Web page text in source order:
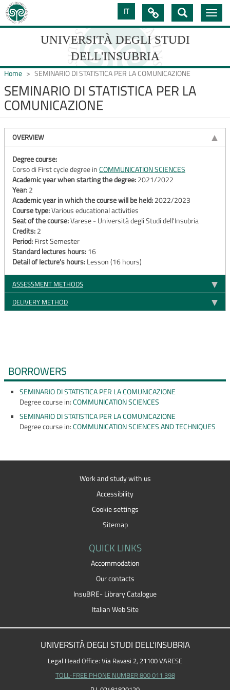
Skip
to
main
IT
UNIVERSITÀ DEGLI STUDI
DELL'INSUBRIA
UNIVERSIT�
STUDI
DELL'INSUBRIA

Toggle
Home SEMINARIO DI STATISTICA PER LA COMUNICAZIONE
SEMINARIO DI STATISTICA PER LA
COMUNICAZIONE
OVERVIEW
Degree course:
Corso di First cycle degree inCOMMUNICATION SCIENCES
Academic year when starting the degree:2021/2022
Year:2
Academic year in which the course will be held:2022/2023
Course type:Various educational activities
Seat of the course:Varese - Università degli Studi dell'Insubria
Credits:2
Period:First Semester
Standard lectures hours:16
Detail of lecture’s hours:Lesson (16 hours)
ASSESSMENT METHODS
DELIVERY METHOD
BORROWERS
SEMINARIO DI STATISTICA PER LA COMUNICAZIONE
Degree course in:COMMUNICATION SCIENCES
SEMINARIO DI STATISTICA PER LA COMUNICAZIONE
Degree course in:COMMUNICATION SCIENCES AND TECHNIQUES
Work and study with us
Accessibility
Cookie settings
Sitemap
QUICK LINKS
Accommodation
Our contacts
InsuBRE- Library Catalogue
Italian Web Site
UNIVERSITÀ DEGLI STUDI DELL'INSUBRIA
Legal Head Office: Via Ravasi 2, 21100 VARESE
TOLL-FREE PHONE NUMBER 800 011 398